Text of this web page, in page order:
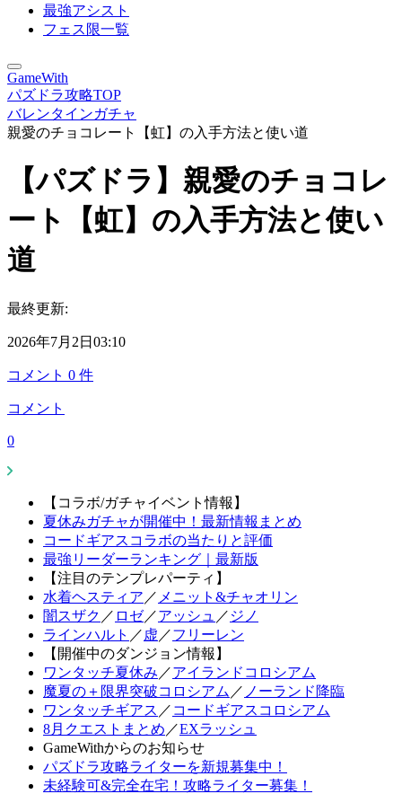
最強アシスト
フェス限一覧
GameWith
パズドラ攻略TOP
バレンタインガチャ
親愛のチョコレート【虹】の入手方法と使い道
【パズドラ】親愛のチョコレ
ート【虹】の入手方法と使い
道
最終更新:
2026年7月2日03:10
コメント 0 件
コメント
0
【コラボ/ガチャイベント情報】
夏休みガチャが開催中！最新情報まとめ
コードギアスコラボの当たりと評価
最強リーダーランキング｜最新版
【注目のテンプレパーティ】
水着ヘスティア ／ メニット&チャオリン
闇スザク ／ ロゼ／アッシュ ／ ジノ
ラインハルト ／ 虚 ／フリーレン
【開催中のダンジョン情報】
ワンタッチ夏休み ／アイランドコロシアム
魔夏の＋限界突破コロシアム ／ ノーランド降臨
ワンタッチギアス ／ コードギアスコロシアム
8月クエストまとめ ／EXラッシュ
GameWithからのお知らせ
パズドラ攻略ライターを新規募集中！
未経験可&完全在宅！攻略ライター募集！